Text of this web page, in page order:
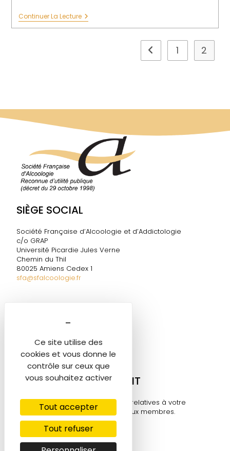
Ce site utilise des
cookies et vous donne le
contrôle sur ceux que
vous souhaitez activer
Tout accepter
Tout refuser
Continuer La Lecture
1 2
SIÈGE SOCIAL
Société Française d’Alcoologie et d’Addictologie
c/o GRAP
Université Picardie Jules Verne
Chemin du Thil
80025 Amiens Cedex 1
sfa@sfalcoologie.fr
Tél. 06 60 58 06 05
sfa@sfalcoologie.fr
MON COMPTE ADHÉRENT
Retrouvez toutes les informations relatives à votre
compte sur cet espace réservé aux membres.
Se connecter ⟶